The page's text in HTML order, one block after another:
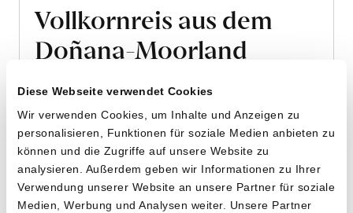
Diese Webseite verwendet Cookies
Wir verwenden Cookies, um Inhalte und Anzeigen zu
personalisieren, Funktionen für soziale Medien anbieten zu
können und die Zugriffe auf unsere Website zu
analysieren. Außerdem geben wir Informationen zu Ihrer
Verwendung unserer Website an unsere Partner für soziale
Medien, Werbung und Analysen weiter. Unsere Partner
Vollkornreis aus dem
Doñana-Moorland
Doñana Nationalpark, Andalusien
2 x 500g
CHF10.90
CHF1.09 pro 100g
In